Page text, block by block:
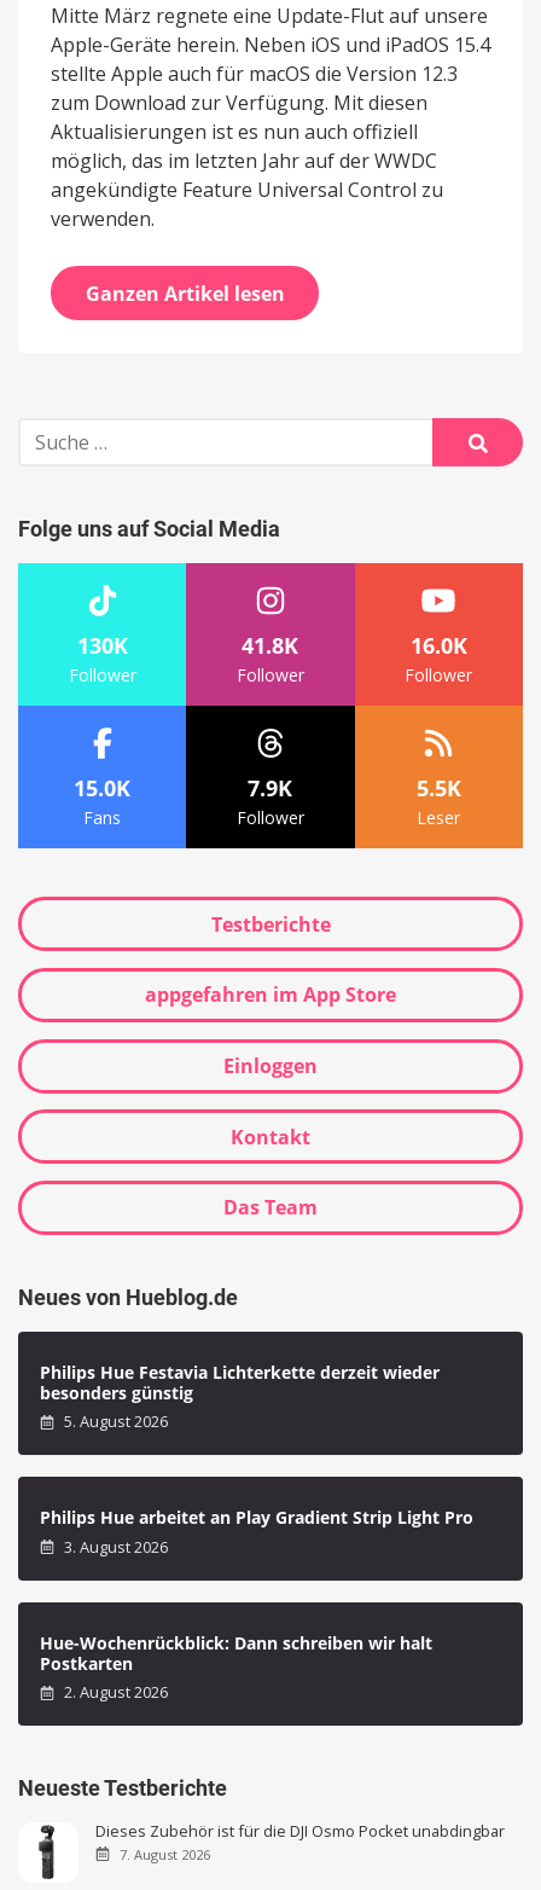
Mitte März regnete eine Update-Flut auf unsere
Apple-Geräte herein. Neben iOS und iPadOS 15.4
stellte Apple auch für macOS die Version 12.3
zum Download zur Verfügung. Mit diesen
Aktualisierungen ist es nun auch offiziell
möglich, das im letzten Jahr auf der WWDC
angekündigte Feature Universal Control zu
verwenden.
Ganzen Artikel lesen
Suche
nach:
Suche
Folge uns auf Social Media
130K
Follower
41.8K
Follower
16.0K
Follower
15.0K
Fans
7.9K
Follower
5.5K
Leser
Testberichte
appgefahren im App Store
Einloggen
Kontakt
Das Team
Neues von Hueblog.de
Philips Hue Festavia Lichterkette derzeit wieder
besonders günstig
5. August 2026
Philips Hue arbeitet an Play Gradient Strip Light Pro
3. August 2026
Hue-Wochenrückblick: Dann schreiben wir halt
Postkarten
2. August 2026
Neueste Testberichte
Dieses Zubehör ist für die DJI Osmo Pocket unabdingbar
7. August 2026